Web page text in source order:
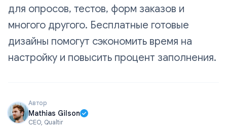
для опросов, тестов, форм заказов и
многого другого. Бесплатные готовые
дизайны помогут сэкономить время на
настройку и повысить процент заполнения.
Автор
Mathias Gilson
CEO, Qualtir